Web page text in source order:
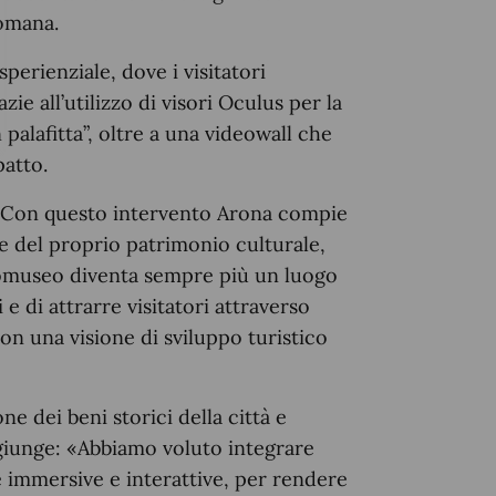
dove i visitatori
all’utilizzo di visori Oculus per la
oltre a una videowall che
questo intervento Arona compie
del proprio patrimonio culturale,
diventa sempre più un luogo
e di attrarre visitatori attraverso
una visione di sviluppo turistico
dei beni storici della città e
«Abbiamo voluto integrare
e interattive, per rendere